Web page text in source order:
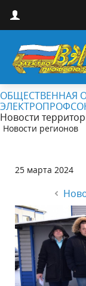
ОБЩЕСТВЕННАЯ
Новости
Новости регионов
25 марта 2024